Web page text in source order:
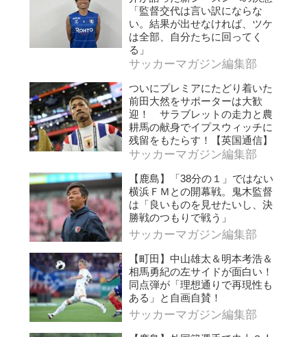
「監督交代は言い訳にならな
い。結果が出せなければ、ツケ
は全部、自分たちに回ってく
る」
サッカーマガジン編集部
ついにプレミアにたどり着いた
前田大然をサポーターは大歓
迎！ サラブレットの走力と農
耕馬の献身でイプスウィッチに
残留をもたらす！【英国通信】
サッカーマガジン編集部
【鹿島】「38分の１」ではない
横浜ＦＭとの開幕戦。鬼木監督
は「良いものを見せたいし、決
勝戦のつもりで戦う」
サッカーマガジン編集部
【町田】中山雄太＆明本考浩＆
相馬勇紀の左サイドが面白い！
同点弾が「理想通りで再現性も
ある」と自画自賛！
サッカーマガジン編集部